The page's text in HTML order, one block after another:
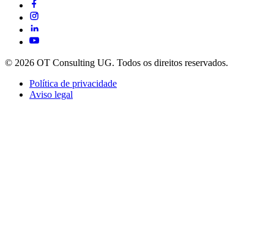
© 2026 OT Consulting UG. Todos os direitos reservados.
Política de privacidade
Aviso legal